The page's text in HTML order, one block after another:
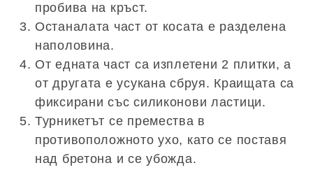
пробива на кръст.
Останалата част от косата е разделена
наполовина.
От едната част са изплетени 2 плитки, а
от другата е усукана сбруя. Краищата са
фиксирани със силиконови ластици.
Турникетът се премества в
противоположното ухо, като се поставя
над бретона и се убожда.